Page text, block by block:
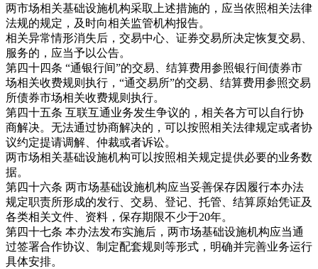
两市场相关基础设施机构采取上述措施的，应当依照相关法律
法规的规定，及时向相关监管机构报告。
相关异常情形消失后，交易中心、证券交易所决定恢复交易、
服务的，应当予以公告。
第四十四条 “通银行间”的交易、结算费用参照银行间债券市
场相关收费规则执行，“通交易所”的交易、结算费用参照交易
所债券市场相关收费规则执行。
第四十五条 互联互通业务发生争议的，相关各方可以自行协
商解决。无法通过协商解决的，可以按照相关法律规定或者协
议约定提请调解、仲裁或者诉讼。
两市场相关基础设施机构可以按照相关规定提供必要的业务数
据。
第四十六条 两市场基础设施机构应当妥善保存因履行本办法
规定职责所形成的发行、交易、登记、托管、结算原始凭证及
各类相关文件、资料，保存期限不少于20年。
第四十七条 本办法发布实施后，两市场基础设施机构应当通
过签署合作协议、制定配套规则等形式，明确并完善业务运行
具体安排。